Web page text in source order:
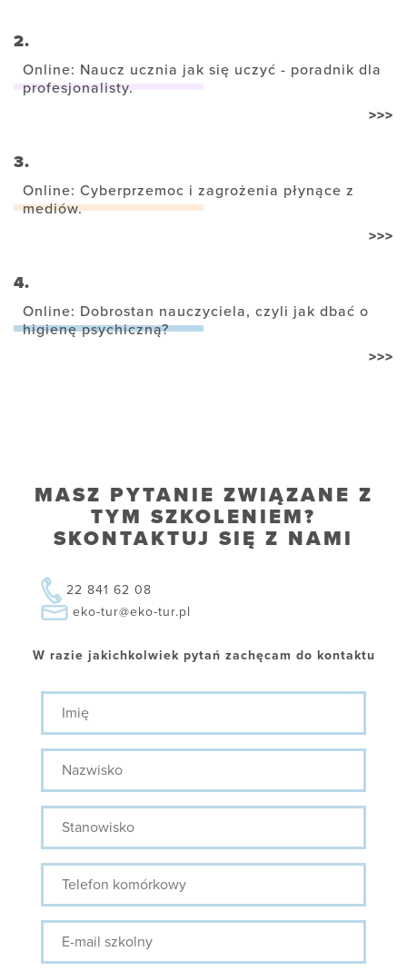
2.
Online: Naucz ucznia jak się uczyć - poradnik dla
profesjonalisty.
>>>
3.
Online: Cyberprzemoc i zagrożenia płynące z
mediów.
>>>
4.
Online: Dobrostan nauczyciela, czyli jak dbać o
higienę psychiczną?
>>>
MASZ PYTANIE ZWIĄZANE Z
TYM SZKOLENIEM?
SKONTAKTUJ SIĘ Z NAMI
22 841 62 08
eko-tur@eko-tur.pl
W razie jakichkolwiek pytań zachęcam do kontaktu
Imię
Nazwisko
Stanowisko
Telefon
komórkowy
E-
mail
szkolny